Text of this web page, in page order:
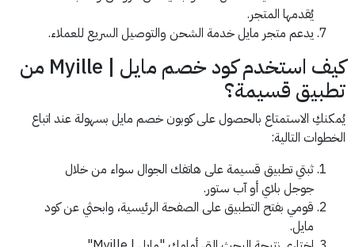
يُقدمها المتجر.
يدعم متجر مايل خدمة الشحن والتوصيل السريع للعملاء.
كيف استخدم كود خصم مايل | Myille من
تطبيق قسيمة؟
يُمكنكِ الاستمتاع بالحصول على كوبون خصم مايل بسهولة عند اتباع
الخطوات التالية:
ثبتي تطبيق قسيمة على هاتفك الجوال سواء من خلال
جوجل بلاي أو آب ستور.
قومي بفتح التطبيق على الصفحة الرئيسية، وابحثي عن كود
مايل.